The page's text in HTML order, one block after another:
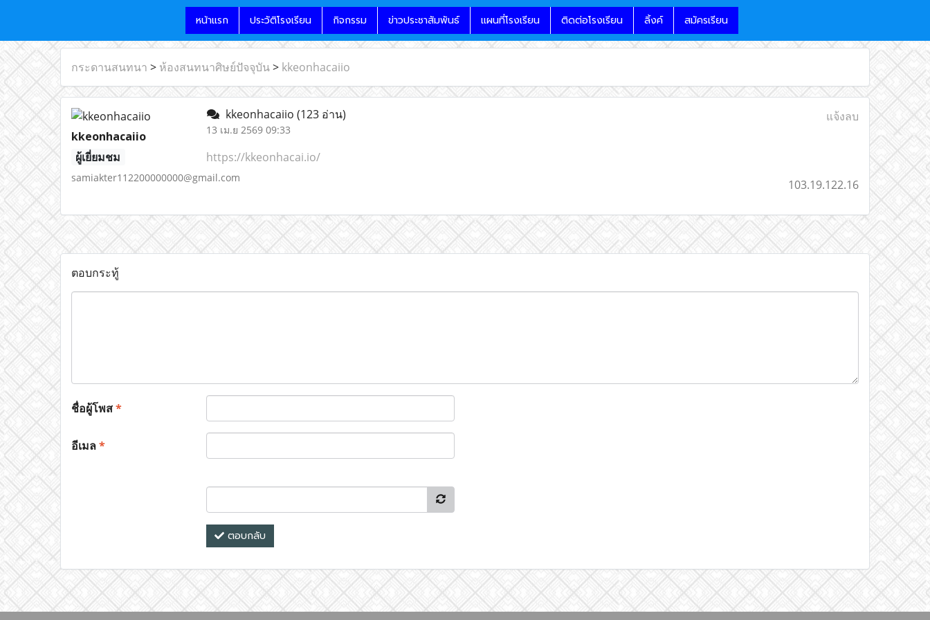
หน้าแรก ประวัติโรงเรียน กิจกรรม ข่าวประชาสัมพันธ์ แผนที่โรงเรียน ติดต่อโรงเรียน ลิ้งค์ สมัครเรียน
กระดานสนทนา > ห้องสนทนาศิษย์ปัจจุบัน> kkeonhacaiio
kkeonhacaiio
ผู้เยี่ยมชม
samiakter112200000000@gmail.com
kkeonhacaiio (123 อ่าน)
13 เม.ย 2569 09:33
แจ้งลบ
https://kkeonhacai.io/
103.19.122.16
ตอบกระทู้
ชื่อผู้โพส*
อีเมล*
ตอบกลับ